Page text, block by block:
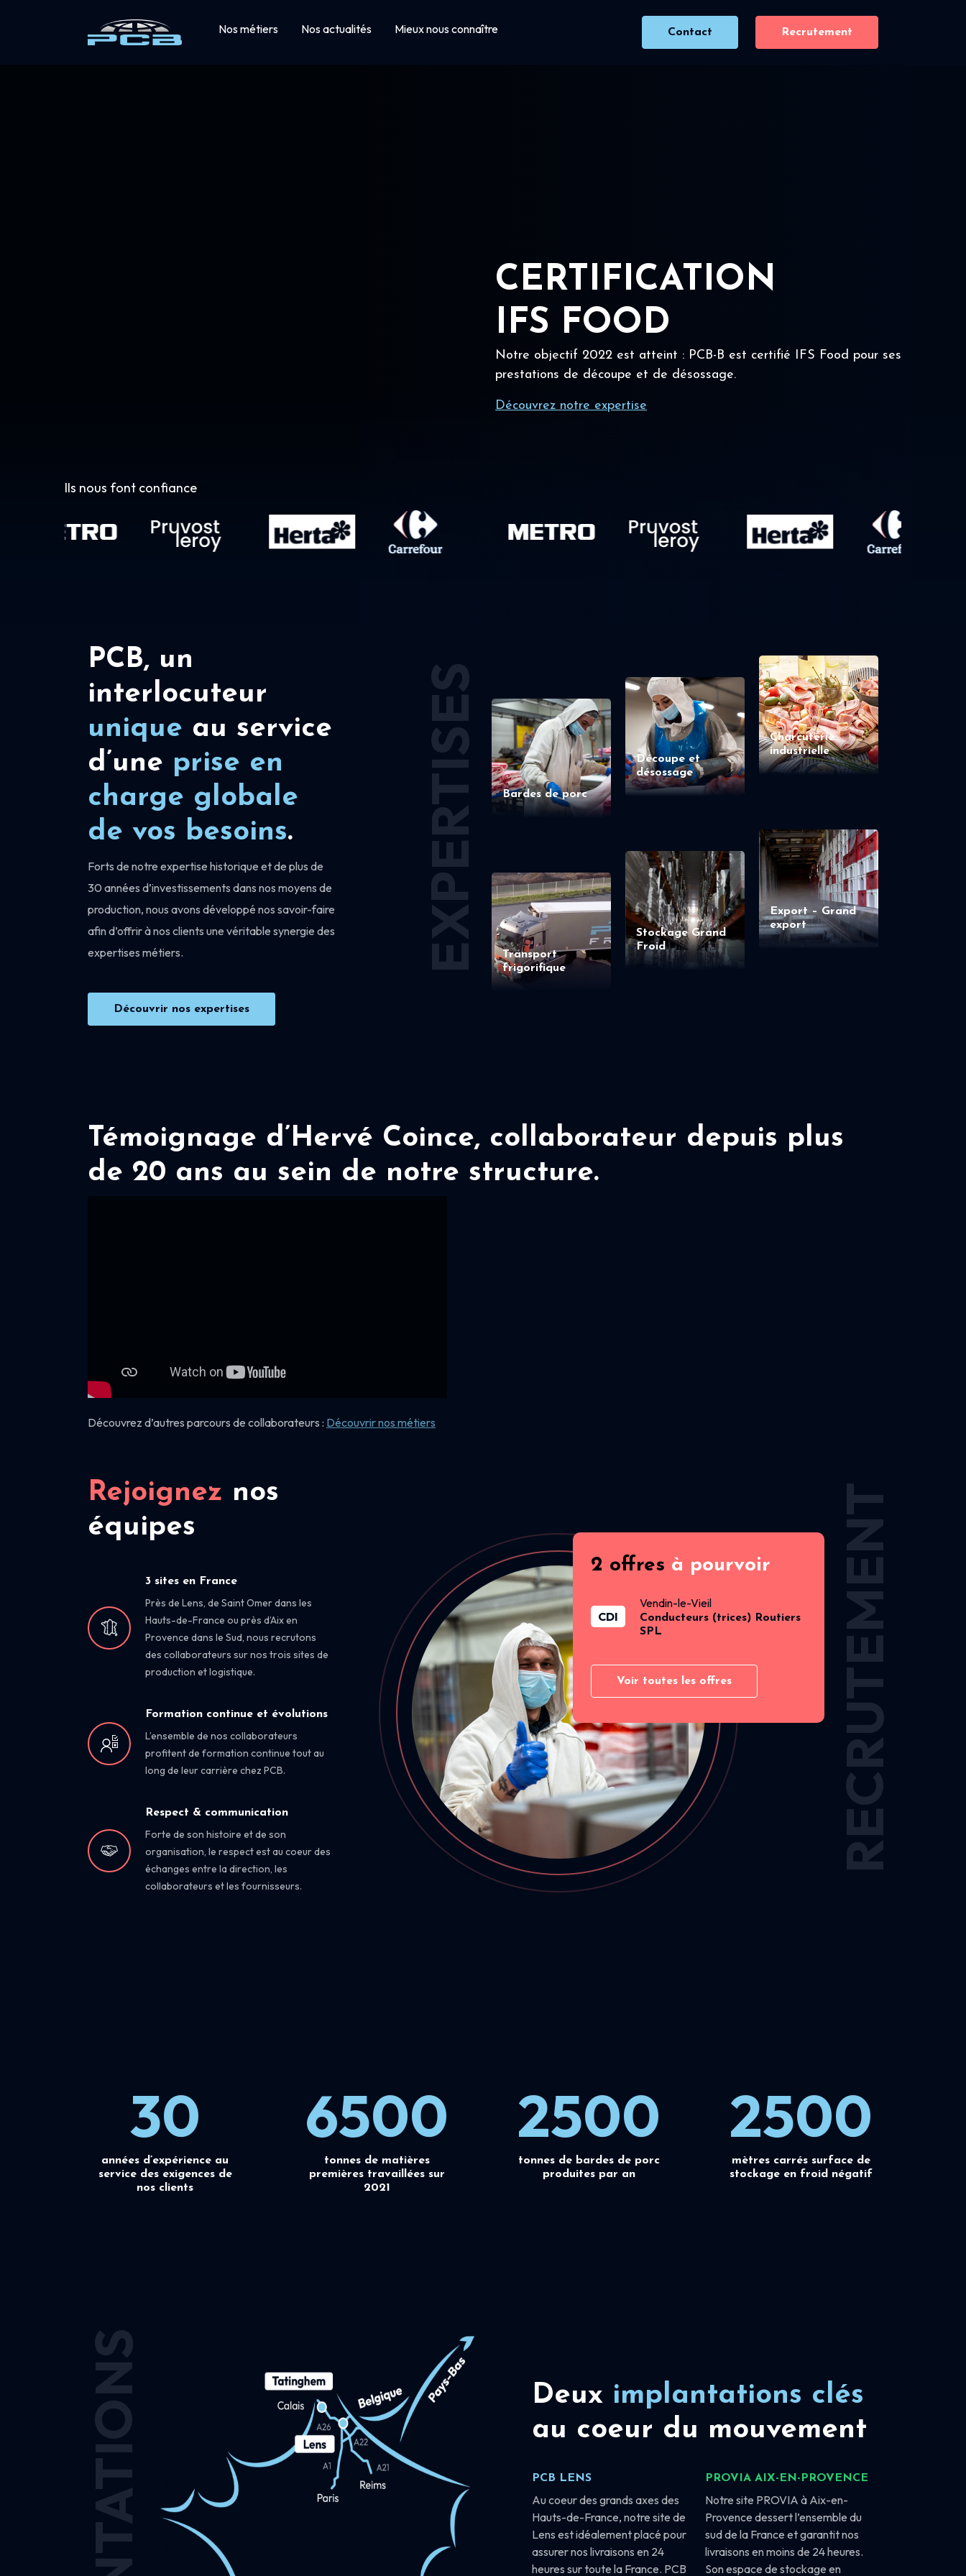
Nos métiers Nos actualités Mieux nous connaître Contact Recrutement
CERTIFICATION
IFS FOOD
Notre objectif 2022 est atteint : PCB-B est certifié IFS Food pour ses
prestations de découpe et de désossage.
Découvrez notre expertise
Ils nous font confiance
PCB, un
interlocuteur
unique au service
d’une prise en
charge globale
de vos besoins.
Forts de notre expertise historique et de plus de
30 années d’investissements dans nos moyens de
production, nous avons développé nos savoir-faire
afin d’offrir à nos clients une véritable synergie des
expertises métiers.
Découvrir nos expertises
EXPERTISES Bardes de porc
Découpe et
désossage
Charcuterie
industrielle
Transport
frigorifique
Stockage Grand
Froid
Export – Grand
export
Témoignage d’Hervé Coince, collaborateur depuis plus
de 20 ans au sein de notre structure.
Découvrez d’autres parcours de collaborateurs : Découvrir nos métiers
Rejoignez nos
équipes
3 sites en France
Près de Lens, de Saint Omer dans les
Hauts-de-France ou près d’Aix en
Provence dans le Sud, nous recrutons
des collaborateurs sur nos trois sites de
production et logistique.
Formation continue et évolutions
L’ensemble de nos collaborateurs
profitent de formation continue tout au
long de leur carrière chez PCB.
Respect & communication
Forte de son histoire et de son
organisation, le respect est au coeur des
échanges entre la direction, les
collaborateurs et les fournisseurs.
2 offres à pourvoir
CDI
Vendin-le-Vieil
Conducteurs (trices) Routiers
SPL
Voir toutes les offres RECRUTEMENT
30
années d’expérience au
service des exigences de
nos clients
6500
tonnes de matières
premières travaillées sur
2021
2500
tonnes de bardes de porc
produites par an
2500
mètres carrés surface de
stockage en froid négatif
Deux implantations clés
au coeur du mouvement
PCB LENS
Au coeur des grands axes des
Hauts-de-France, notre site de
Lens est idéalement placé pour
assurer nos livraisons en 24
heures sur toute la France. PCB
PROVIA AIX-EN-PROVENCE
Notre site PROVIA à Aix-en-
Provence dessert l’ensemble du
sud de la France et garantit nos
livraisons en moins de 24 heures.
Son espace de stockage en